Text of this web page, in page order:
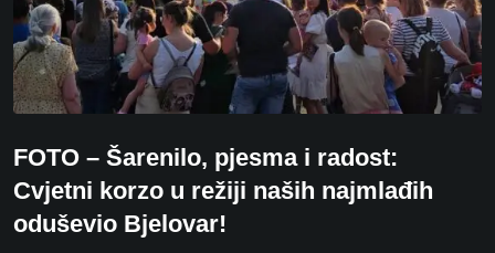
FOTO – Šarenilo, pjesma i radost:
Cvjetni korzo u režiji naših najmlađih
oduševio Bjelovar!